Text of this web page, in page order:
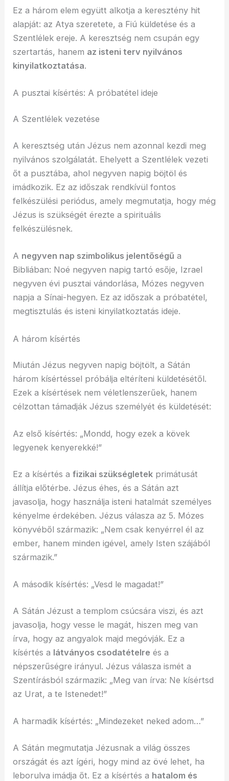
Ez a három elem együtt alkotja a keresztény hit
alapját: az Atya szeretete, a Fiú küldetése és a
Szentlélek ereje. A keresztség nem csupán egy
szertartás, hanem az isteni terv nyilvános
kinyilatkoztatása.
A pusztai kísértés: A próbatétel ideje
A Szentlélek vezetése
A keresztség után Jézus nem azonnal kezdi meg
nyilvános szolgálatát. Ehelyett a Szentlélek vezeti
őt a pusztába, ahol negyven napig böjtöl és
imádkozik. Ez az időszak rendkívül fontos
felkészülési periódus, amely megmutatja, hogy még
Jézus is szükségét érezte a spirituális
felkészülésnek.
A negyven nap szimbolikus jelentőségű a
Bibliában: Noé negyven napig tartó esője, Izrael
negyven évi pusztai vándorlása, Mózes negyven
napja a Sínai-hegyen. Ez az időszak a próbatétel,
megtisztulás és isteni kinyilatkoztatás ideje.
A három kísértés
Miután Jézus negyven napig böjtölt, a Sátán
három kísértéssel próbálja eltéríteni küldetésétől.
Ezek a kísértések nem véletlenszerűek, hanem
célzottan támadják Jézus személyét és küldetését:
Az első kísértés: „Mondd, hogy ezek a kövek
legyenek kenyerekké!”
Ez a kísértés afizikai szükségletek primátusát
állítja előtérbe. Jézus éhes, és a Sátán azt
javasolja, hogy használja isteni hatalmát személyes
kényelme érdekében. Jézus válasza az 5. Mózes
könyvéből származik: „Nem csak kenyérrel él az
ember, hanem minden igével, amely Isten szájából
származik.”
A második kísértés: „Vesd le magadat!”
A Sátán Jézust a templom csúcsára viszi, és azt
javasolja, hogy vesse le magát, hiszen meg van
írva, hogy az angyalok majd megóvják. Ez a
kísértés a látványos csodatételre és a
népszerűségre irányul. Jézus válasza ismét a
Szentírásból származik: „Meg van írva: Ne kísértsd
az Urat, a te Istenedet!”
A harmadik kísértés: „Mindezeket neked adom…”
A Sátán megmutatja Jézusnak a világ összes
országát és azt ígéri, hogy mind az övé lehet, ha
leborulva imádja őt. Ez a kísértés a hatalom és